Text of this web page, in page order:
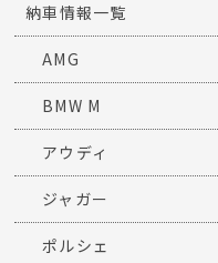
納車情報一覧
AMG
BMW M
アウディ
ジャガー
ポルシェ